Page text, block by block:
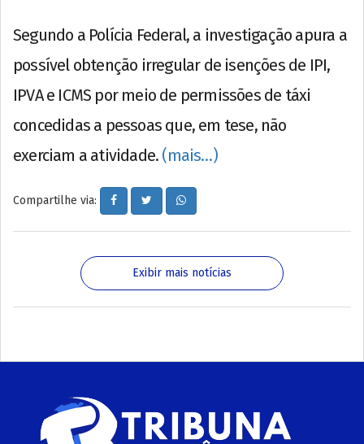
Segundo a Polícia Federal, a investigação apura a
possível obtenção irregular de isenções de IPI,
IPVA e ICMS por meio de permissões de táxi
concedidas a pessoas que, em tese, não
exerciam a atividade. (mais…)
Compartilhe via:
Exibir mais notícias